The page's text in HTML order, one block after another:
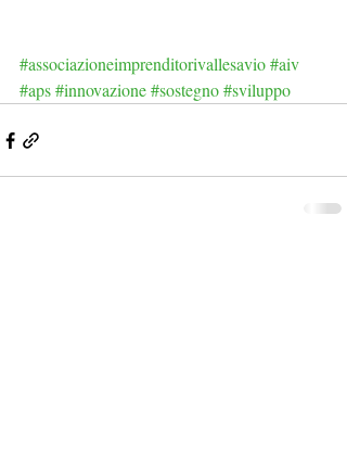
#associazioneimprenditorivallesavio#aiv
#aps#innovazione#sostegno#sviluppo